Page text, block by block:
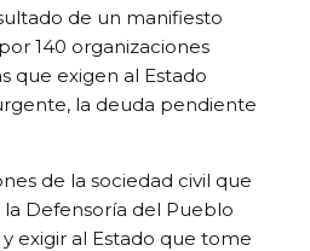
de un manifiesto
140 organizaciones
que exigen al Estado
la deuda pendiente
de la sociedad civil que
Defensoría del Pueblo
exigir al Estado que tome